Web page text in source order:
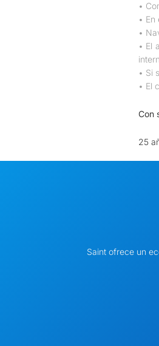
•
•
•
• El
• Si
• El
Con
25
Saint ofrece un